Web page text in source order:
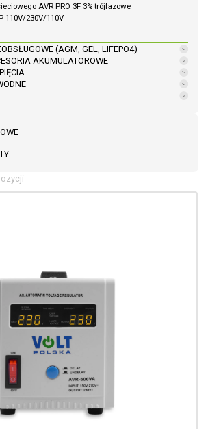
AVR PRO 3F 3% trójfazowe
110V/230V/110V
(AGM, GEL, LIFEPO4)
AKUMULATOROWE